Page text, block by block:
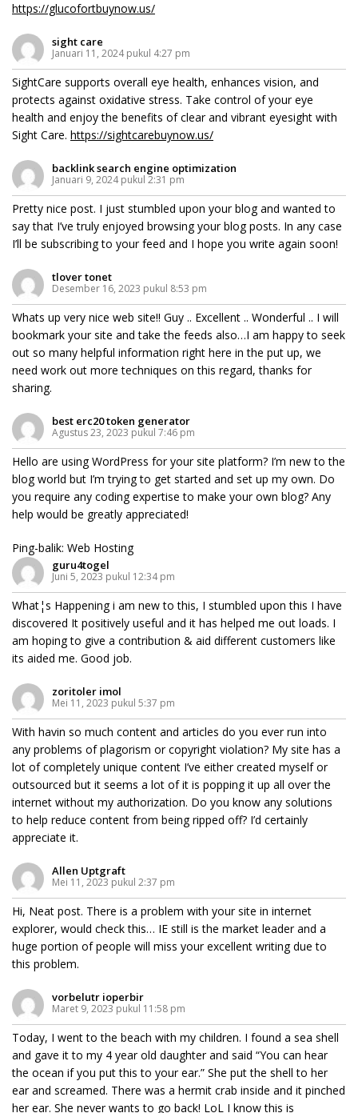
https://glucofortbuynow.us/
sight care
Januari 11, 2024 pukul 4:27 pm
SightCare supports overall eye health, enhances vision, and
protects against oxidative stress. Take control of your eye
health and enjoy the benefits of clear and vibrant eyesight with
Sight Care. https://sightcarebuynow.us/
backlink search engine optimization
Januari 9, 2024 pukul 2:31 pm
Pretty nice post. I just stumbled upon your blog and wanted to
say that I’ve truly enjoyed browsing your blog posts. In any case
I’ll be subscribing to your feed and I hope you write again soon!
tlover tonet
Desember 16, 2023 pukul 8:53 pm
Whats up very nice web site!! Guy .. Excellent .. Wonderful .. I will
bookmark your site and take the feeds also…I am happy to seek
out so many helpful information right here in the put up, we
need work out more techniques on this regard, thanks for
sharing.
best erc20 token generator
Agustus 23, 2023 pukul 7:46 pm
Hello are using WordPress for your site platform? I’m new to the
blog world but I’m trying to get started and set up my own. Do
you require any coding expertise to make your own blog? Any
help would be greatly appreciated!
Ping-balik: Web Hosting
guru4togel
Juni 5, 2023 pukul 12:34 pm
What¦s Happening i am new to this, I stumbled upon this I have
discovered It positively useful and it has helped me out loads. I
am hoping to give a contribution & aid different customers like
its aided me. Good job.
zoritoler imol
Mei 11, 2023 pukul 5:37 pm
With havin so much content and articles do you ever run into
any problems of plagorism or copyright violation? My site has a
lot of completely unique content I’ve either created myself or
outsourced but it seems a lot of it is popping it up all over the
internet without my authorization. Do you know any solutions
to help reduce content from being ripped off? I’d certainly
appreciate it.
Allen Uptgraft
Mei 11, 2023 pukul 2:37 pm
Hi, Neat post. There is a problem with your site in internet
explorer, would check this… IE still is the market leader and a
huge portion of people will miss your excellent writing due to
this problem.
vorbelutr ioperbir
Maret 9, 2023 pukul 11:58 pm
Today, I went to the beach with my children. I found a sea shell
and gave it to my 4 year old daughter and said “You can hear
the ocean if you put this to your ear.” She put the shell to her
ear and screamed. There was a hermit crab inside and it pinched
her ear. She never wants to go back! LoL I know this is